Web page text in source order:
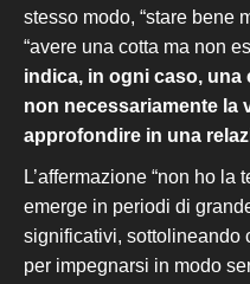
stesso modo, “stare bene
“avere una cotta ma non
indica, in ogni caso,
non necessariamente la
approfondire in una
L’affermazione “non ho la
emerge in periodi di
significativi, sottolineando
per impegnarsi in modo